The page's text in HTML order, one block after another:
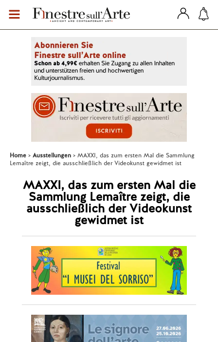
Home Ausstellungen
MAXXI, das zum ersten Mal die Sammlung
Lemaître zeigt, die ausschließlich der Videokunst gewidmet ist
MAXXI, das zum ersten Mal die
Sammlung Lemaître zeigt, die
ausschließlich der Videokunst
gewidmet ist